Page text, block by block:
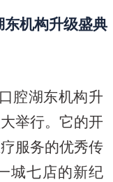
东机构升级盛典
腔湖东机构升
举行。它的开
服务的优秀传
城七店的新纪